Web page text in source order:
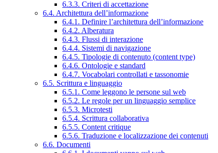
6.3.3. Criteri di accettazione
6.4. Architettura dell’informazione
6.4.1. Definire l’architettura dell’informazione
6.4.2. Alberatura
6.4.3. Flussi di interazione
6.4.4. Sistemi di navigazione
6.4.5. Tipologie di contenuto (content type)
6.4.6. Ontologie e standard
6.4.7. Vocabolari controllati e tassonomie
6.5. Scrittura e linguaggio
6.5.1. Come leggono le persone sul web
6.5.2. Le regole per un linguaggio semplice
6.5.3. Microtesti
6.5.4. Scrittura collaborativa
6.5.5. Content critique
6.5.6. Traduzione e localizzazione dei contenuti
6.6. Documenti